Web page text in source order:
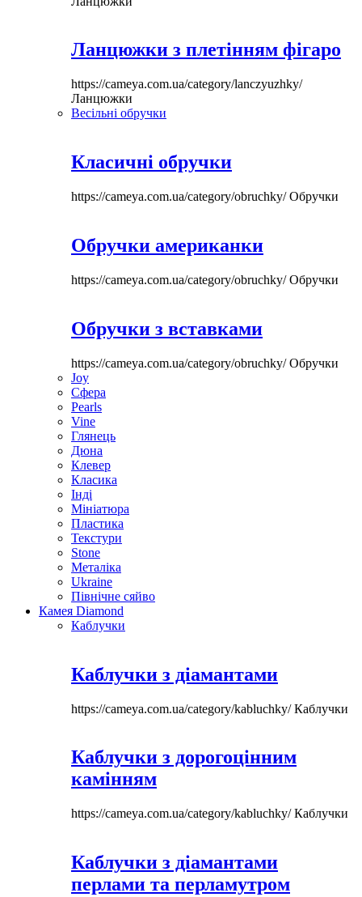
Ланцюжки з плетінням фігаро
https://cameya.com.ua/category/lanczyuzhky/
Ланцюжки
Весільні обручки
Класичні обручки
https://cameya.com.ua/category/obruchky/Обручки
Обручки американки
https://cameya.com.ua/category/obruchky/Обручки
Обручки з вставками
https://cameya.com.ua/category/obruchky/Обручки
Joy
Сфера
Pearls
Vine
Глянець
Дюна
Клевер
Класика
Інді
Мініатюра
Пластика
Текстури
Stone
Металіка
Ukraine
Північне сяйво
Камея Diamond
Каблучки
Каблучки з діамантами
https://cameya.com.ua/category/kabluchky/Каблучки
Каблучки з дорогоцінним
камінням
https://cameya.com.ua/category/kabluchky/Каблучки
Каблучки з діамантами
перлами та перламутром